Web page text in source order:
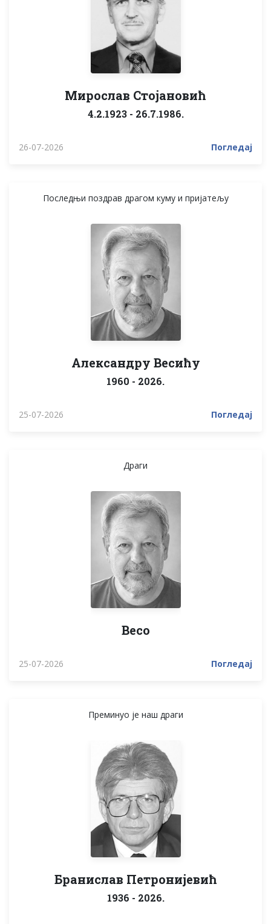
Мирослав Стојановић
4.2.1923 - 26.7.1986.
26-07-2026 Погледај
Последњи поздрав драгом куму и пријатељу
Александру Весићу
1960 - 2026.
25-07-2026 Погледај
Драги
Весо
25-07-2026 Погледај
Преминуо је наш драги
Бранислав Петронијевић
1936 - 2026.